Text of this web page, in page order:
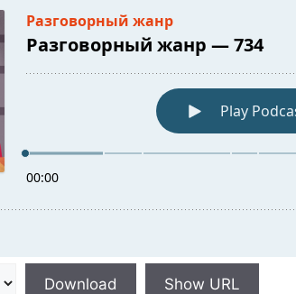
Download Show URL